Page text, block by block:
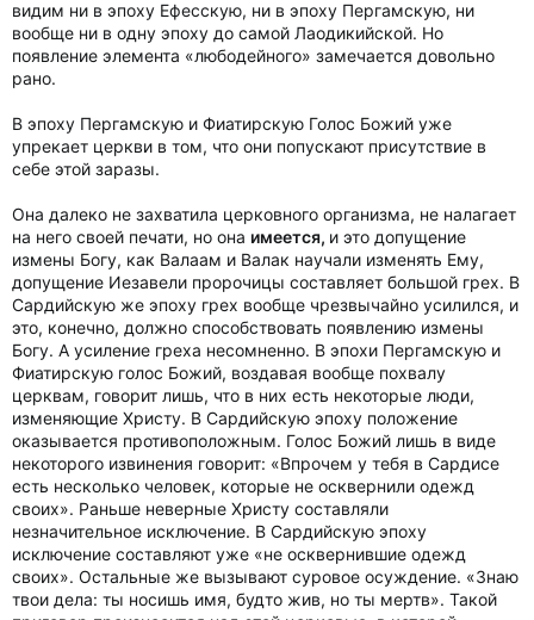
видим ни в эпоху Ефесскую, ни в эпоху Пергамскую, ни
вообще ни в одну эпоху до самой Лаодикийской. Но
появление элемента «любодейного» замечается довольно
рано.
В эпоху Пергамскую и Фиатирскую Голос Божий уже
упрекает церкви в том, что они попускают присутствие в
себе этой заразы.
Она далеко не захватила церковного организма, не налагает
на него своей печати, но она имеется, и это допущение
измены Богу, как Валаам и Валак научали изменять Ему,
допущение Иезавели пророчицы составляет большой грех. В
Сардийскую же эпоху грех вообще чрезвычайно усилился, и
это, конечно, должно способствовать появлению измены
Богу. А усиление греха несомненно. В эпохи Пергамскую и
Фиатирскую голос Божий, воздавая вообще похвалу
церквам, говорит лишь, что в них есть некоторые люди,
изменяющие Христу. В Сардийскую эпоху положение
оказывается противоположным. Голос Божий лишь в виде
некоторого извинения говорит: «Впрочем у тебя в Сардисе
есть несколько человек, которые не осквернили одежд
своих». Раньше неверные Христу составляли
незначительное исключение. В Сардийскую эпоху
исключение составляют уже «не осквернившие одежд
своих». Остальные же вызывают суровое осуждение. «Знаю
твои дела: ты носишь имя, будто жив, но ты мертв». Такой